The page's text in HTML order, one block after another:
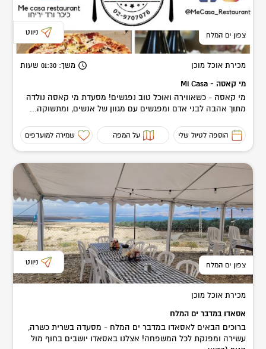
צפון ים המלח ניווט
מכירת אוכל מוכן משך: 01:30 שעות
מי קאסה - Mi Casa
מי קאסה - כשאווירה ואוכל טוב נפגשים! מסעדת מי קאסה נולדה
מתוך אהבה לבני אדם ומפגשים עם מגוון של אנשים, ומתשוקה...
הוספה לטיול שלי על המפה שמירה למועדפים
צפון ים המלח ניווט
מכירת אוכל מוכן
אסאדו במדבר ים המלח
ברוכים הבאים לאסאדו במדבר ים המלח - מסעדה בשרית כשרה,
עשירה ומפנקת לכל המשפחה! אצלנו באסאדו יושבים בחוף מול